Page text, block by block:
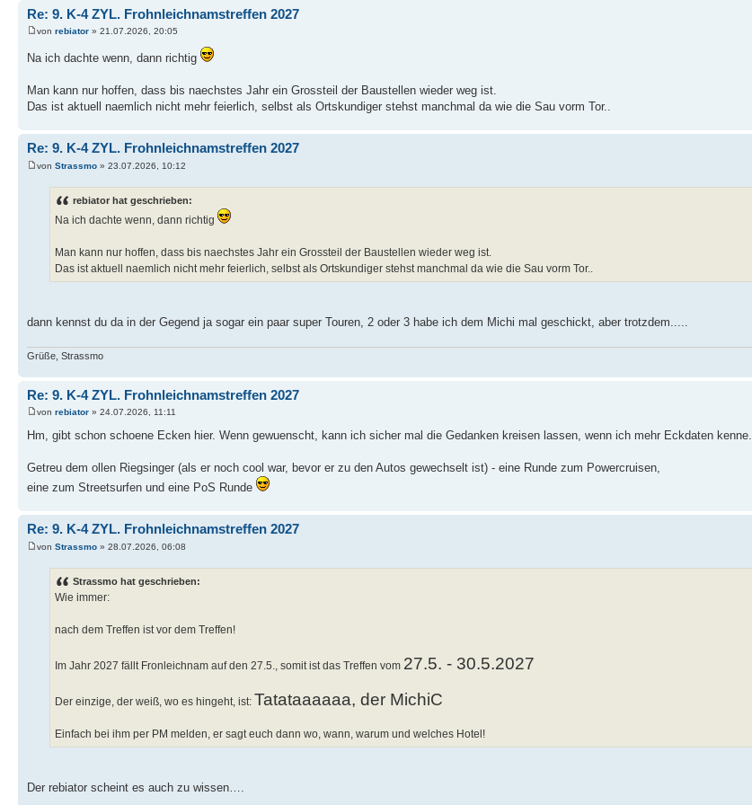
Re: 9. K-4 ZYL. Frohnleichnamstreffen 2027
von rebiator » 21.07.2026, 20:05
Na ich dachte wenn, dann richtig
Man kann nur hoffen, dass bis naechstes Jahr ein Grossteil der Baustellen wieder weg ist.
Das ist aktuell naemlich nicht mehr feierlich, selbst als Ortskundiger stehst manchmal da wie die Sau vorm Tor..
Re: 9. K-4 ZYL. Frohnleichnamstreffen 2027
von Strassmo » 23.07.2026, 10:12
rebiator hat geschrieben:
Na ich dachte wenn, dann richtig
Man kann nur hoffen, dass bis naechstes Jahr ein Grossteil der Baustellen wieder weg ist.
Das ist aktuell naemlich nicht mehr feierlich, selbst als Ortskundiger stehst manchmal da wie die Sau vorm Tor..
dann kennst du da in der Gegend ja sogar ein paar super Touren, 2 oder 3 habe ich dem Michi mal geschickt, aber trotzdem.....
Grüße, Strassmo
Re: 9. K-4 ZYL. Frohnleichnamstreffen 2027
von rebiator » 24.07.2026, 11:11
Hm, gibt schon schoene Ecken hier. Wenn gewuenscht, kann ich sicher mal die Gedanken kreisen lassen, wenn ich mehr Eckdaten kenne.
Getreu dem ollen Riegsinger (als er noch cool war, bevor er zu den Autos gewechselt ist) - eine Runde zum Powercruisen,
eine zum Streetsurfen und eine PoS Runde
Re: 9. K-4 ZYL. Frohnleichnamstreffen 2027
von Strassmo » 28.07.2026, 06:08
Strassmo hat geschrieben:
Wie immer:
nach dem Treffen ist vor dem Treffen!
Im Jahr 2027 fällt Fronleichnam auf den 27.5., somit ist das Treffen vom 27.5. - 30.5.2027
Der einzige, der weiß, wo es hingeht, ist: Tatataaaaaa, der MichiC
Einfach bei ihm per PM melden, er sagt euch dann wo, wann, warum und welches Hotel!
Der rebiator scheint es auch zu wissen….